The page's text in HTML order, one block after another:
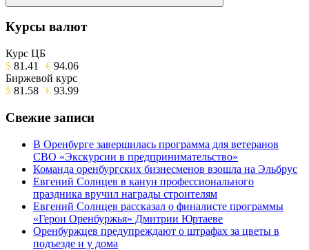
Поиск
Курсы валют
Курс ЦБ
$ 81.41 € 94.06
Биржевой курс
$ 81.58 € 93.99
Свежие записи
В Оренбурге завершилась программа для ветеранов
СВО «Экскурсии в предпринимательство»
Команда оренбургских бизнесменов взошла на Эльбрус
Евгений Солнцев в канун профессионального
праздника вручил награды строителям
Евгений Солнцев рассказал о финалисте программы
«Герои Оренбуржья» Дмитрии Юртаеве
Оренбуржцев предупреждают о штрафах за цветы в
подъезде и у дома